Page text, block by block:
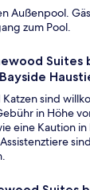
Außenpool.
zum Pool.
Suites
sind
in Höhe
eine Kaution